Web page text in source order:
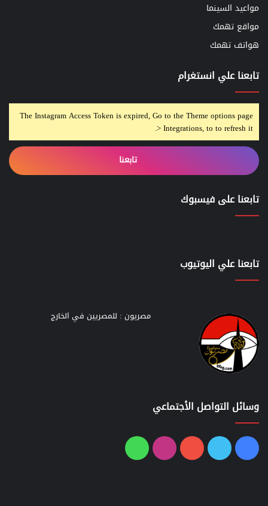
مواعيد السينما
مواقع تهمك
هواتف تهمك
تابعنا علي انستغرام
The Instagram Access Token is expired, Go to the Theme options page
> Integrations, to to refresh it.
تابعنا
تابعنا على فيسبوك
تابعنا علي اليوتيوب
مصريون : للمصريين في الخارج
وسائل التواصل الأجتماعي
فيسبوك
تويتر يوتيوبانستقرامواتساب